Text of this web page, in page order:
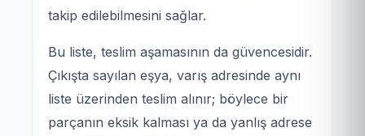
takip edilebilmesini sağlar.
Bu liste, teslim aşamasının da güvencesidir.
Çıkışta sayılan eşya, varış adresinde aynı
liste üzerinden teslim alınır; böylece bir
parçanın eksik kalması ya da yanlış adrese